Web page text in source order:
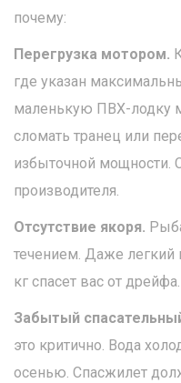
почему:
Перегрузка мотором.
где указан
маленькую ПВХ-лодку
сломать транец или
избыточной мощности.
производителя.
Отсутствие якоря.
течением. Даже легкий
кг спасет вас от
Забытый
это критично. Вода
осенью. Спасжилет